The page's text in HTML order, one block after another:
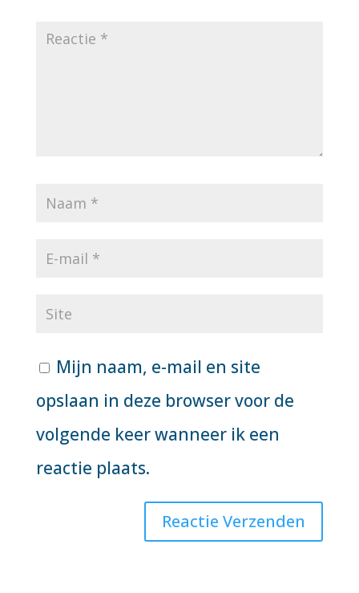
Mijn naam, e-mail en site
opslaan in deze browser voor de
volgende keer wanneer ik een
reactie plaats.